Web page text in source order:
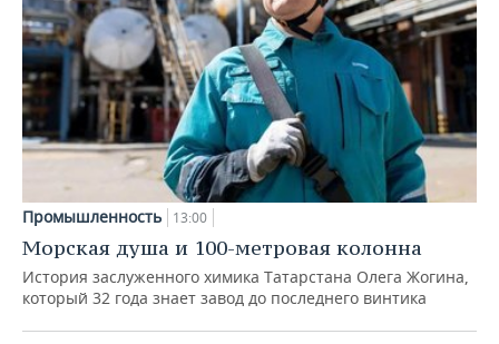
Промышленность 13:00
Морская душа и 100-метровая колонна
История заслуженного химика Татарстана Олега Жогина,
который 32 года знает завод до последнего винтика